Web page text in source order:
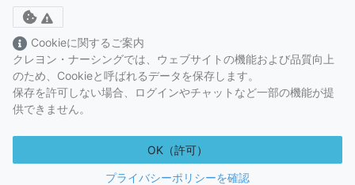
Toggle cookie consent banner
Cookieに関するご案内
クレヨン・ナーシングでは、ウェブサイトの機能および品質向上
のため、Cookieと呼ばれるデータを保存します。
保存を許可しない場合、ログインやチャットなど一部の機能が提
供できません。
OK（許可）
プライバシーポリシーを確認